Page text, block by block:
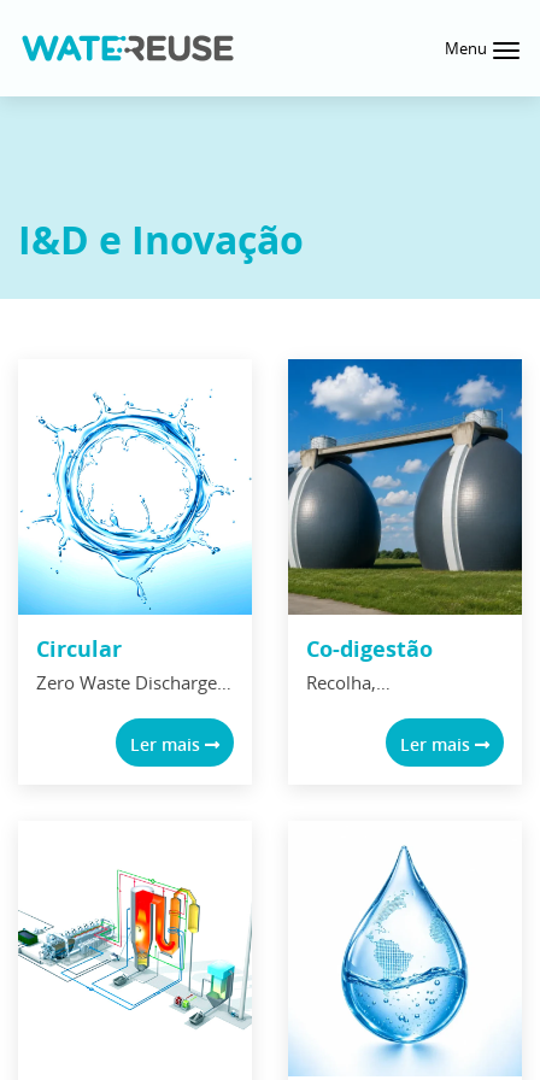
Menu
I&D e Inovação
Circular
Zero Waste Discharge
Recuperação &
Produção deLer mais
Co-digestão
Recolha,
valorização de
efluentes/resíduos
efluentes/resíduos,
para produção de
Ler mais